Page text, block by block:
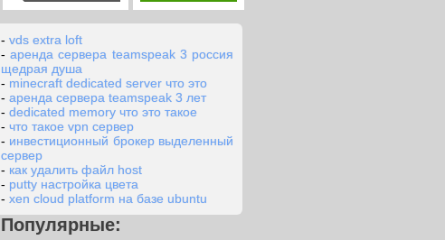
- vds extra loft
-аренда сервера teamspeak 3 россия
щедрая душа
- minecraft dedicated server что это
- аренда сервера teamspeak 3 лет
- dedicated memory что это такое
- что такое vpn сервер
- инвестиционный брокер выделенный
сервер
- как удалить файл host
- putty настройка цвета
- xen cloud platform на базе ubuntu
Популярные: